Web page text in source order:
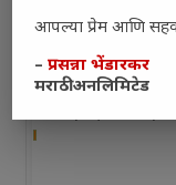
फारसे फायदेशीर नाहीत
नुकसानकारक(0%, 6
तटस्थ
आपल्या प्रेम आणि
–प्रसन्ना भेंडारकर
मराठी अनलिमिटेड